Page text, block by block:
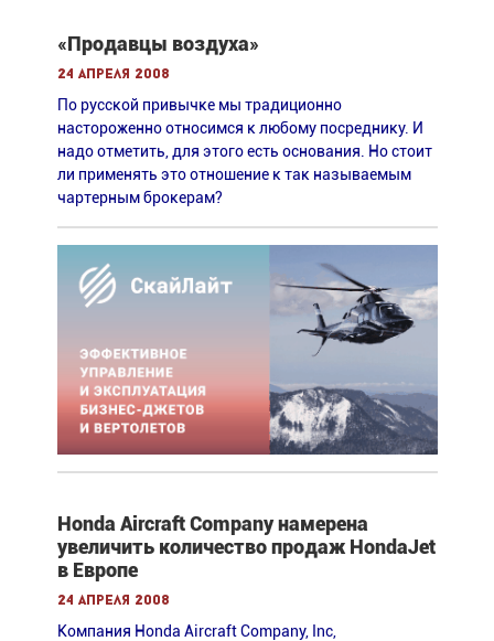
«Продавцы воздуха»
24 апреля 2008
По русской привычке мы традиционно
настороженно относимся к любому посреднику. И
надо отметить, для этого есть основания. Но стоит
ли применять это отношение к так называемым
чартерным брокерам?
Honda Aircraft Company намерена
увеличить количество продаж HondaJet
в Европе
24 апреля 2008
Компания Honda Aircraft Company, Inc,